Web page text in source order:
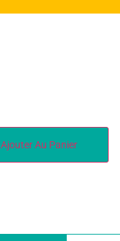
Ajouter Au Panier